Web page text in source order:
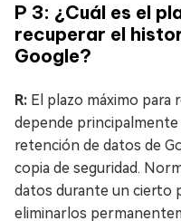
P 3: ¿Cuál es el
recuperar el
Google?
R: El plazo máximo
depende
retención de datos de
copia de seguridad.
datos durante un cierto
eliminarlos